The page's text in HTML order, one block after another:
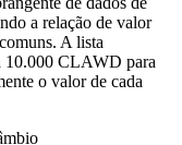
a relação de valor
A lista
10.000 CLAWD para
o valor de cada